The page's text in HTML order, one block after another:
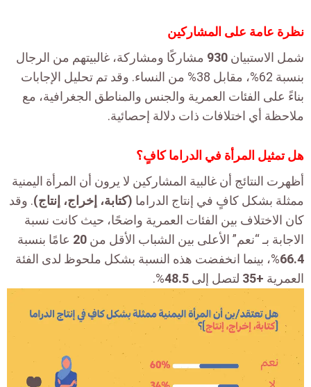
نظرة عامة على المشاركين
شمل الاستبيان 930 مشاركًا ومشاركة، غالبيتهم من الرجال
بنسبة 62%، مقابل 38% من النساء. وقد تم تحليل الإجابات
بناءً على الفئات العمرية والجنس والمناطق الجغرافية، مع
ملاحظة أي اختلافات ذات دلالة إحصائية.
هل تمثيل المرأة في الدراما كافٍ؟
أظهرت النتائج أن غالبية المشاركين لا يرون أن المرأة اليمنية
ممثلة بشكل كافٍ في إنتاج الدراما (كتابة، إخراج، إنتاج). وقد
كان الاختلاف بين الفئات العمرية واضحًا، حيث كانت نسبة
الاجابة بـ “نعم” الأعلى بين الشباب الأقل من 20 عامًا بنسبة
66.4%، بينما انخفضت هذه النسبة بشكل ملحوظ لدى الفئة
العمرية +35 لتصل إلى 48.5
%.